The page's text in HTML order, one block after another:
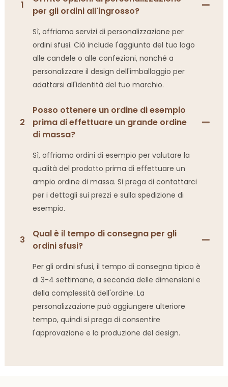
1
per gli ordini all'ingrosso?
Sì, offriamo servizi di personalizzazione per
ordini sfusi. Ciò include l'aggiunta del tuo logo
alle candele o alle confezioni, nonché a
personalizzare il design dell'imballaggio per
adattarsi all'identità del tuo marchio.
2
Posso ottenere un ordine di esempio
prima di effettuare un grande ordine
di massa?
Sì, offriamo ordini di esempio per valutare la
qualità del prodotto prima di effettuare un
ampio ordine di massa. Si prega di contattarci
per i dettagli sui prezzi e sulla spedizione di
esempio.
3
Qual è il tempo di consegna per gli
ordini sfusi?
Per gli ordini sfusi, il tempo di consegna tipico è
di 3-4 settimane, a seconda delle dimensioni e
della complessità dell'ordine. La
personalizzazione può aggiungere ulteriore
tempo, quindi si prega di consentire
l'approvazione e la produzione del design.